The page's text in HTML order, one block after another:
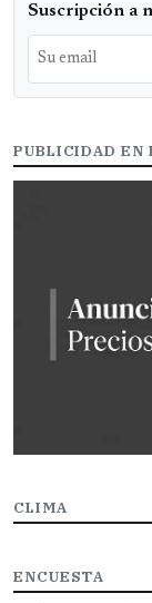
Suscripción a
PUBLICIDAD EN
CLIMA
ENCUESTA